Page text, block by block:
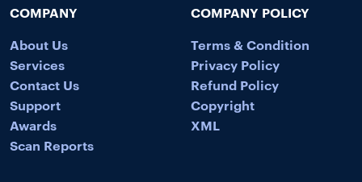
COMPANY
About Us
Services
Contact Us
Support
Awards
Scan Reports
COMPANY POLICY
Terms & Condition
Privacy Policy
Refund Policy
Copyright
XML